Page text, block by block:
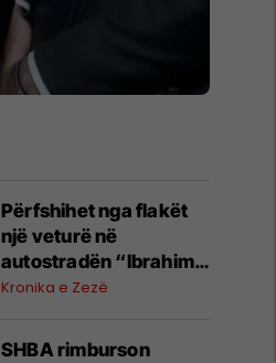
Përfshihet nga flakët
një veturë në
autostradën “Ibrahim
Rugova”
Kronika e Zezë
SHBA rimburson